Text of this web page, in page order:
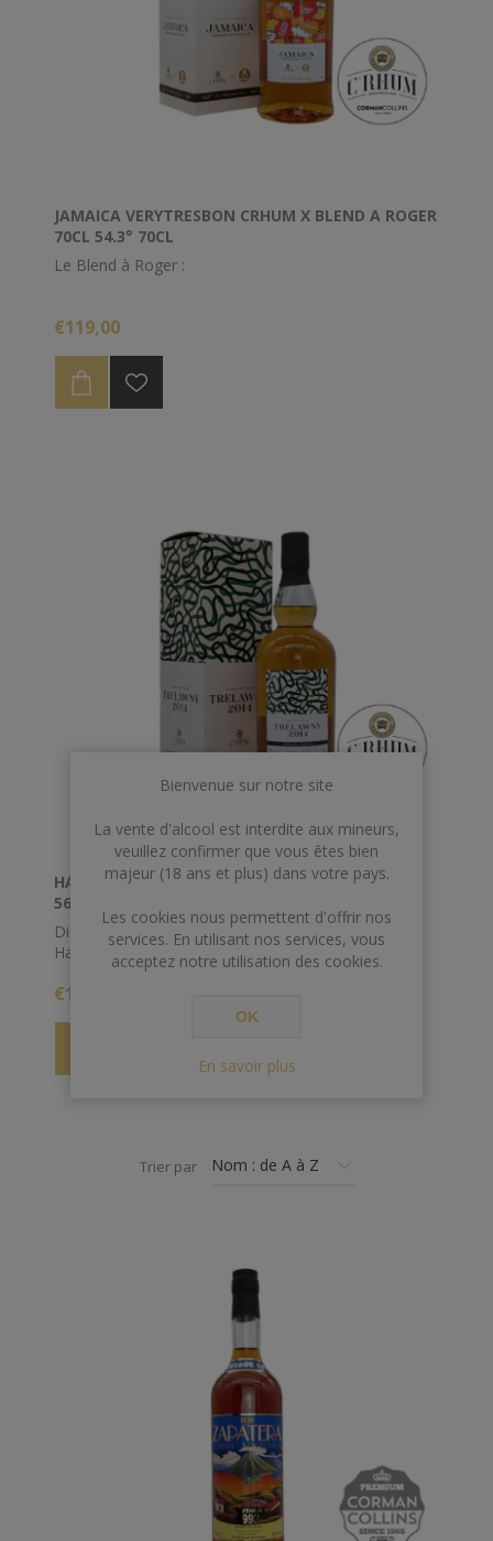
JAMAICA VERYTRESBON CRHUM X BLEND A ROGER
70CL 54.3° 70CL
Le Blend à Roger :
park 2011/ New Yarmouth 1994 / Hampden 2001/
Composé en collaboration avec Roger Caroni de "
Le Blog à Roger
€119,00
HAMPDEN ( TRELAWNY ) 2014 CRHUM 11Y 70CL
56°
Distillé à la célèbre distillerie de Trelawny, ce
Hampden 2014 du mark <>H a été sélectionné par
nos soins et représente tout ce que nous aimons
dans les rhums High Esters.
arriver à 56%, afin de garder tout le caractère et le
confort de dégustation.
€155,00
Trier par
Bienvenue sur notre site
La vente d'alcool est interdite aux mineurs,
veuillez confirmer que vous êtes bien
majeur (18 ans et plus) dans votre pays.
Les cookies nous permettent d'offrir nos
services. En utilisant nos services, vous
acceptez notre utilisation des cookies.
OK
En savoir plus